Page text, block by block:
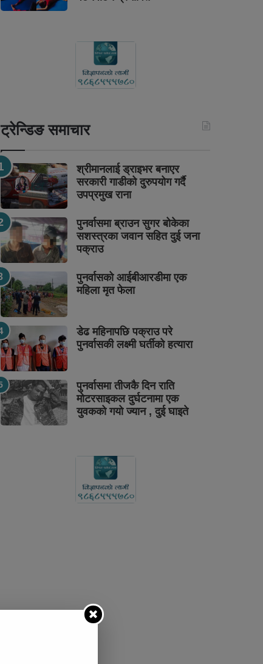
ट्रेन्डिङ समाचार
श्रीमानलाई ड्राइभर बनाएर
सरकारी गाडीको दुरुपयोग गर्दै
उपप्रमुख राना
पुनर्वासमा ब्राउन सुगर बोकेका
सशस्त्रका जवान सहित दुई जना
पक्राउ
पुनर्वासको आईबीआरडीमा एक
महिला मृत फेला
डेढ महिनापछि पक्राउ परे
पुनर्वासकी लक्ष्मी घर्तीको हत्यारा
पुनर्वासमा तीजकै दिन राति
मोटरसाइकल दुर्घटनामा एक
युवकको गयो ज्यान , दुई घाइते